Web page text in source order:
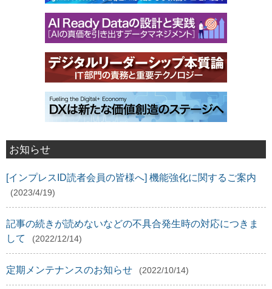
お知らせ
[インプレスID読者会員の皆様へ] 機能強化に関するご案内
(2023/4/19)
記事の続きが読めないなどの不具合発生時の対応につきま
して
(2022/12/14)
定期メンテナンスのお知らせ (2022/10/14)